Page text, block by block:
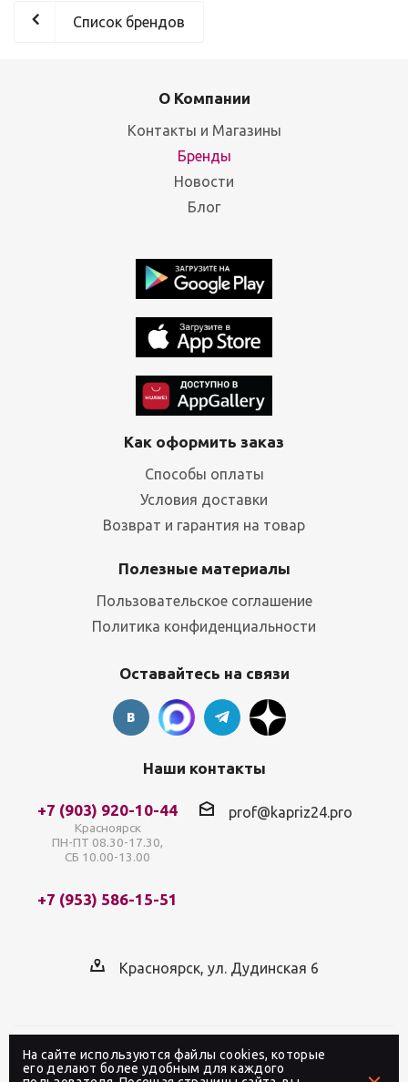
Список брендов
На сайте используются файлы cookies, которые
его делают более удобным для каждого
О Компании
Контакты и Магазины
Бренды
Новости
Блог
Как оформить заказ
Способы оплаты
Условия доставки
Возврат и гарантия на товар
Полезные материалы
Пользовательское соглашение
Политика конфиденциальности
Оставайтесь на связи
Наши контакты
+7 (903) 920-10-44
Красноярск
ПН-ПТ 08.30-17.30,
СБ 10.00-13.00
+7 (953) 586-15-51
prof@kapriz24.pro
Красноярск, ул. Дудинская 6
2026 © Интернет-магазин профессиональной